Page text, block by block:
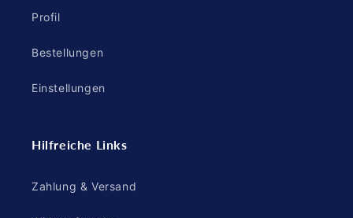
Profil
Bestellungen
Einstellungen
Hilfreiche Links
Zahlung & Versand